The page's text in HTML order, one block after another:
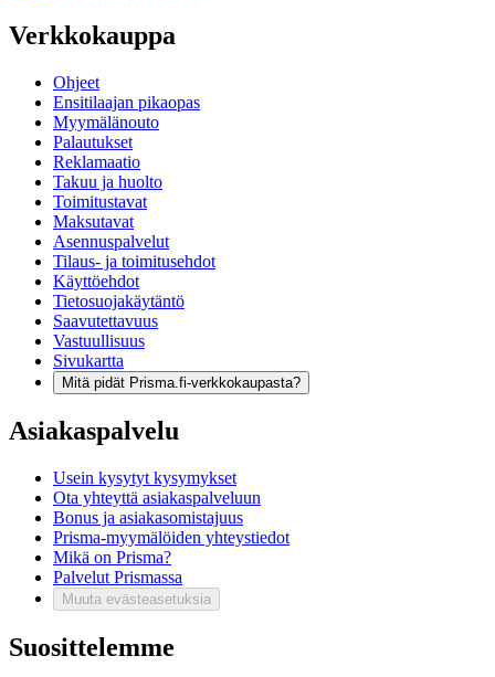
Verkkokauppa
Ohjeet
Ensitilaajan pikaopas
Myymälänouto
Palautukset
Reklamaatio
Takuu ja huolto
Toimitustavat
Maksutavat
Asennuspalvelut
Tilaus- ja toimitusehdot
Käyttöehdot
Tietosuojakäytäntö
Saavutettavuus
Vastuullisuus
Sivukartta
Mitä pidät Prisma.fi-verkkokaupasta?
Asiakaspalvelu
Usein kysytyt kysymykset
Ota yhteyttä asiakaspalveluun
Bonus ja asiakasomistajuus
Prisma-myymälöiden yhteystiedot
Mikä on Prisma?
Palvelut Prismassa
Muuta evästeasetuksia
Suosittelemme